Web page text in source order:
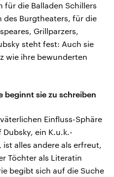
für die Balladen Schillers
des Burgtheaters, für die
Grillparzers,
steht fest: Auch sie
wie ihre bewunderten
beginnt sie zu schreiben
Einfluss-Sphäre
ein K.u.k.-
alles andere als erfreut,
Töchter als Literatin
begibt sich auf die Suche